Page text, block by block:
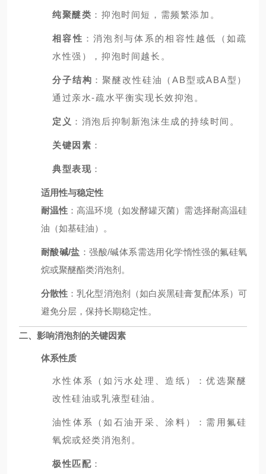
纯聚醚类 ：抑泡时间短，需频繁添加。
相容性 ：消泡剂与体系的相容性越低（如疏
水性强），抑泡时间越长。
分子结构 ：聚醚改性硅油（AB型或ABA型）
通过亲水-疏水平衡实现长效抑泡。
定义 ：消泡后抑制新泡沫生成的持续时间。
关键因素 ：
典型表现 ：
适用性与稳定性
耐温性 ：高温环境（如发酵罐灭菌）需选择耐高温硅
油（如基硅油）。
耐酸碱/盐 ：强酸/碱体系需选用化学惰性强的氟硅氧
烷或聚醚酯类消泡剂。
分散性 ：乳化型消泡剂（如白炭黑硅膏复配体系）可
避免分层，保持长期稳定性。
二、影响消泡剂的关键因素
体系性质
水性体系（如污水处理、造纸）：优选聚醚
改性硅油或乳液型硅油。
油性体系（如石油开采、涂料）：需用氟硅
氧烷或烃类消泡剂。
极性匹配 ：